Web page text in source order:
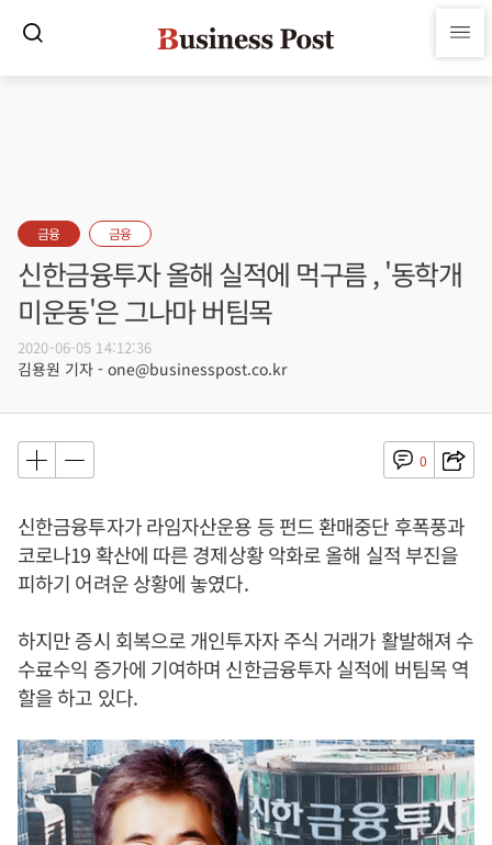
금융 금융
신한금융투자 올해 실적에 먹구름 , '동학개
미운동'은 그나마 버팀목
2020-06-05 14:12:36
김용원 기자 - one@businesspost.co.kr
0
신한금융투자가 라임자산운용 등 펀드 환매중단 후폭풍과
코로나19 확산에 따른 경제상황 악화로 올해 실적 부진을
피하기 어려운 상황에 놓였다.
하지만 증시 회복으로 개인투자자 주식 거래가 활발해져 수
수료수익 증가에 기여하며 신한금융투자 실적에 버팀목 역
할을 하고 있다.